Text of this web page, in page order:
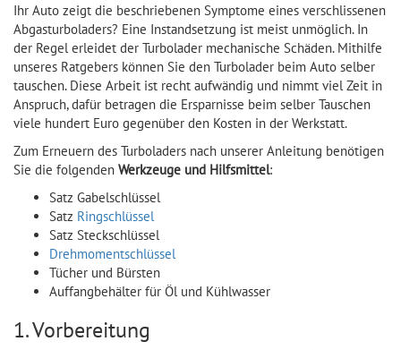
Ihr Auto zeigt die beschriebenen Symptome eines verschlissenen
Abgasturboladers? Eine Instandsetzung ist meist unmöglich. In
der Regel erleidet der Turbolader mechanische Schäden. Mithilfe
unseres Ratgebers können Sie den Turbolader beim Auto selber
tauschen. Diese Arbeit ist recht aufwändig und nimmt viel Zeit in
Anspruch, dafür betragen die Ersparnisse beim selber Tauschen
viele hundert Euro gegenüber den Kosten in der Werkstatt.
Zum Erneuern des Turboladers nach unserer Anleitung benötigen
Sie die folgenden Werkzeuge und Hilfsmittel:
Satz Gabelschlüssel
Satz Ringschlüssel
Satz Steckschlüssel
Drehmomentschlüssel
Tücher und Bürsten
Auffangbehälter für Öl und Kühlwasser
1. Vorbereitung